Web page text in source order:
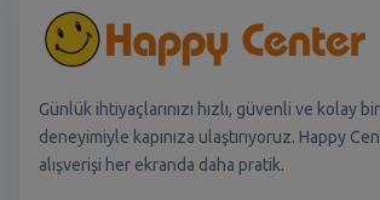
Günlük ihtiyaçlarınızı hızlı, güvenli ve kolay
deneyimiyle kapınıza ulaştırıyoruz. Happy
alışverişi her ekranda daha pratik.